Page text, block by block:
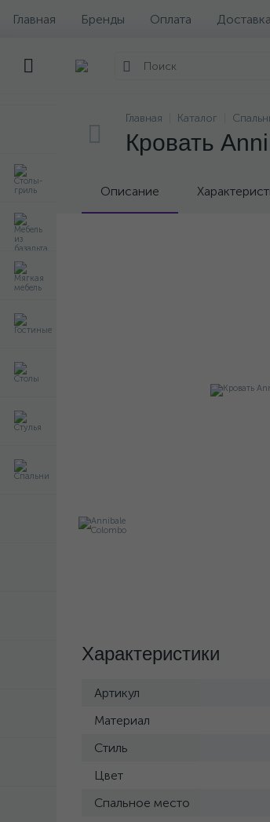
Главная Бренды Оплата Доставка
Главная Каталог
Кровать
Описание
Характеристики
Артикул
Материал
Стиль
Цвет
Спальное место